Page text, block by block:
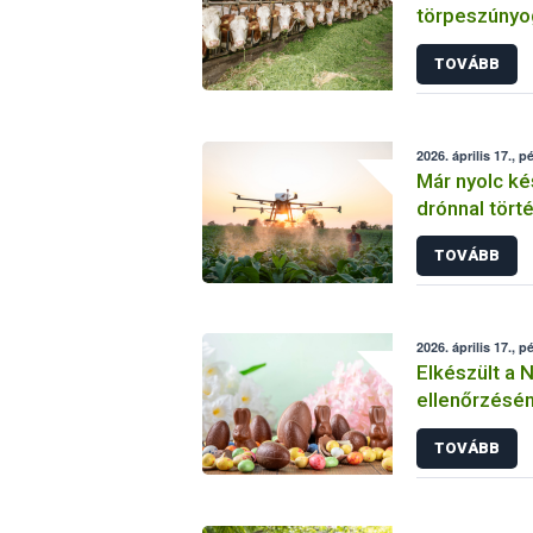
kéknyelv-
TOVÁBB
2026. április 17.,
Már nyolc
drónnal
TOVÁBB
2026. április 17.,
Elkészült a
TOVÁBB